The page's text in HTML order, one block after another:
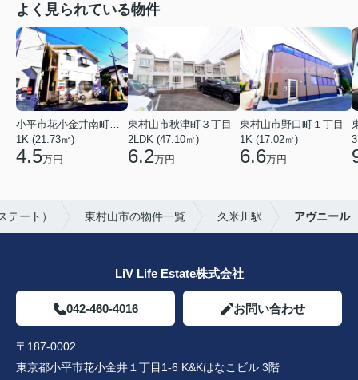
よく見られている物件
1K (21.73㎡)
4.5万円
東村山市秋津町３丁目
2LDK (47.10㎡)
6.2万円
東村山市野口町１丁目
1K (17.02㎡)
6.6万円
ート） 東村山市の物件一覧 久米川駅 アヴニール
LiV Life Estate株式会社
042-460-4016 お問い合わせ
〒187-0002
東京都小平市花小金井１丁目1-6 K&Kはなこビル 3階